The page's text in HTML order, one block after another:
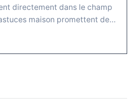
directement dans le champ
maison promettent de…